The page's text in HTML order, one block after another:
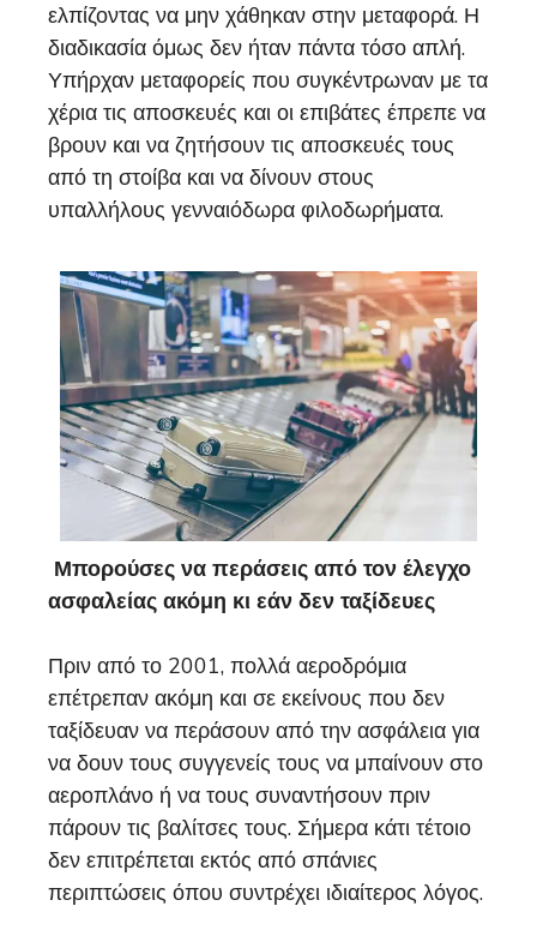
ελπίζοντας να μην χάθηκαν στην μεταφορά. Η
διαδικασία όμως δεν ήταν πάντα τόσο απλή.
Υπήρχαν μεταφορείς που συγκέντρωναν με τα
χέρια τις αποσκευές και οι επιβάτες έπρεπε να
βρουν και να ζητήσουν τις αποσκευές τους
από τη στοίβα και να δίνουν στους
υπαλλήλους γενναιόδωρα φιλοδωρήματα.
Μπορούσες να περάσεις από τον έλεγχο
ασφαλείας ακόμη κι εάν δεν ταξίδευες
Πριν από το 2001, πολλά αεροδρόμια
επέτρεπαν ακόμη και σε εκείνους που δεν
ταξίδευαν να περάσουν από την ασφάλεια για
να δουν τους συγγενείς τους να μπαίνουν στο
αεροπλάνο ή να τους συναντήσουν πριν
πάρουν τις βαλίτσες τους. Σήμερα κάτι τέτοιο
δεν επιτρέπεται εκτός από σπάνιες
περιπτώσεις όπου συντρέχει ιδιαίτερος λόγος.